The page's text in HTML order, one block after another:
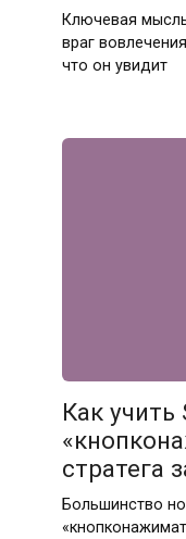
Ключевая
враг
что он увидит
Как учить
стратега
Большинство